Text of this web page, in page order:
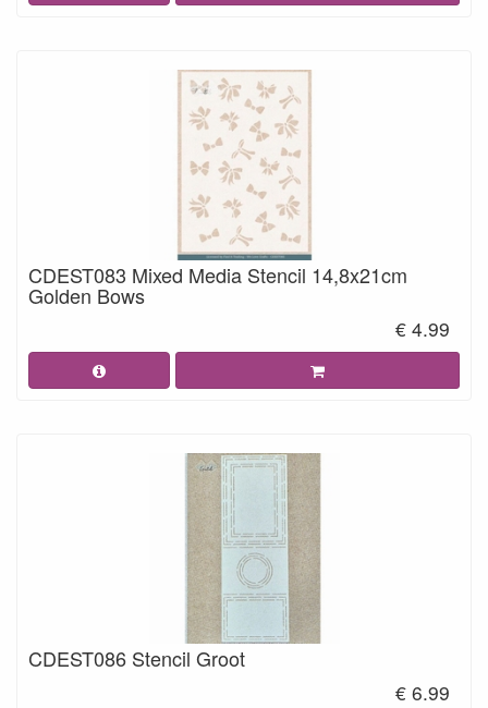
CDEST083 Mixed Media Stencil 14,8x21cm
Golden Bows
€ 4.99
CDEST086 Stencil Groot
€ 6.99